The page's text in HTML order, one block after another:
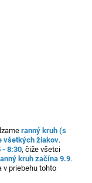
ranný kruh (s
všetkých žiakov.
- 8:30, čiže všetci
kruh začína 9.9.
v priebehu tohto